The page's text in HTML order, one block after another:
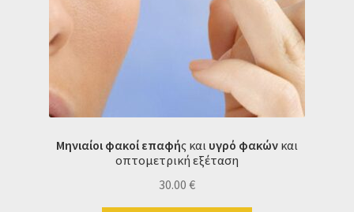
Μηνιαίοι φακοί επαφής και υγρό φακών και
οπτομετρική εξέταση
30.00 €